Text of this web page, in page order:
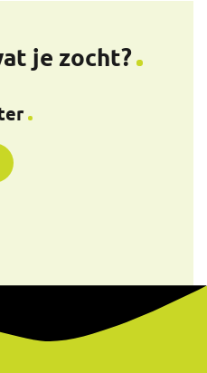
je zocht?